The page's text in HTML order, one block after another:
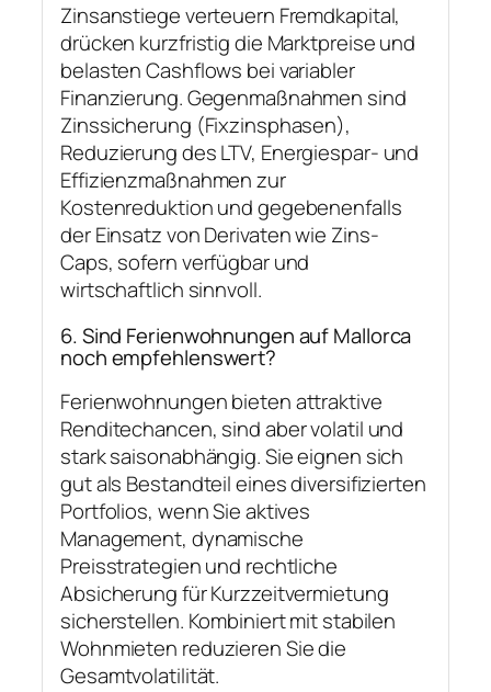
Zinsanstiege verteuern Fremdkapital,
drücken kurzfristig die Marktpreise und
belasten Cashflows bei variabler
Finanzierung. Gegenmaßnahmen sind
Zinssicherung (Fixzinsphasen),
Reduzierung des LTV, Energiespar- und
Effizienzmaßnahmen zur
Kostenreduktion und gegebenenfalls
der Einsatz von Derivaten wie Zins-
Caps, sofern verfügbar und
wirtschaftlich sinnvoll.
6. Sind Ferienwohnungen auf Mallorca
noch empfehlenswert?
Ferienwohnungen bieten attraktive
Renditechancen, sind aber volatil und
stark saisonabhängig. Sie eignen sich
gut als Bestandteil eines diversifizierten
Portfolios, wenn Sie aktives
Management, dynamische
Preisstrategien und rechtliche
Absicherung für Kurzzeitvermietung
sicherstellen. Kombiniert mit stabilen
Wohnmieten reduzieren Sie die
Gesamtvolatilität.